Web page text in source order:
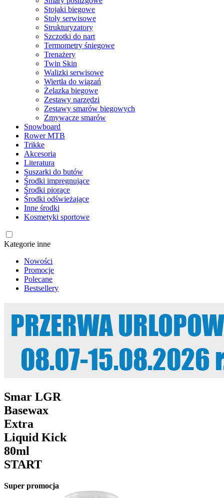
Stojaki biegowe
Stoły serwisowe
Strukturyzatory
Szczotki do nart
Termometry śniegowe
Trenażery
Twin Skin
Walizki serwisowe
Wiertła do wiązań
Żelazka biegowe
Zestawy narzędzi
Zestawy smarów biegowych
Zmywacze smarów
Snowboard
Rower MTB
Trikke
Akcesoria
Literatura
Suszarki do butów
Środki impregnujące
Środki piorące
Środki odświeżające
Inne środki
Kosmetyki sportowe
Kategorie inne
Nowości
Promocje
Polecane
Bestsellery
Smar LGR
Basewax
Extra
Liquid Kick
80ml
START
Super promocja